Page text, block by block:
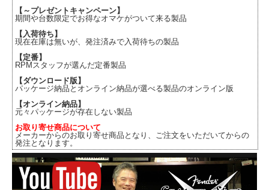
【～プレゼントキャンペーン】
期間や台数限定でお得なオマケがついて来る製品
【入荷待ち】
現在在庫は無いが、発注済みで入荷待ちの製品
【定番】
RPMスタッフが選んだ定番製品
【ダウンロード版】
パッケージ納品とオンライン納品が選べる製品のオンライン版
【オンライン納品】
元々パッケージが存在しない製品
お取り寄せ商品について
メーカーからのお取り寄せ商品となり、ご注文をいただいてからの
発注となります。